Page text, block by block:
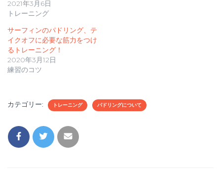
し
い
ウ
ン
ド
ウ
開
き
ま
す
ク
し
だ
さ
い
新
し
い
で
開
き
)
2021年3月6日
トレーニング
サーフィンのパドリング、テ
イクオフに必要な筋力をつけ
るトレーニング！
2020年3月12日
練習のコツ
カテゴリー: トレーニング パドリングについて